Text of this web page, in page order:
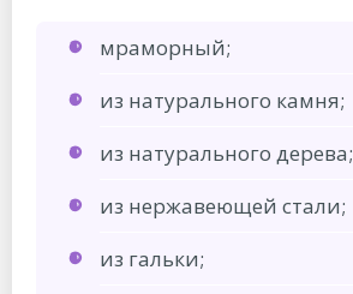
мраморный;
из натурального камня;
из натурального дерева;
из нержавеющей стали;
из гальки;